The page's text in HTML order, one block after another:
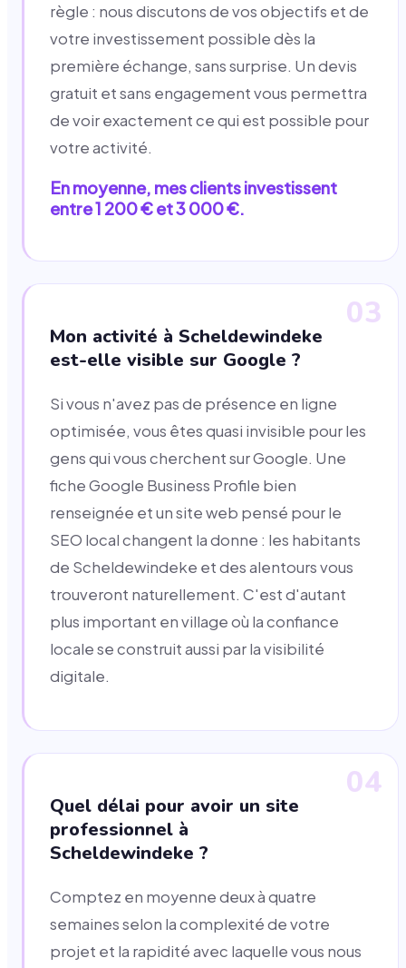
règle : nous discutons de vos objectifs et de
votre investissement possible dès la
première échange, sans surprise. Un devis
gratuit et sans engagement vous permettra
de voir exactement ce qui est possible pour
votre activité.
En moyenne, mes clients investissent
entre 1 200 € et 3 000 €.
03
Mon activité à Scheldewindeke
est-elle visible sur Google ?
Si vous n'avez pas de présence en ligne
optimisée, vous êtes quasi invisible pour les
gens qui vous cherchent sur Google. Une
fiche Google Business Profile bien
renseignée et un site web pensé pour le
SEO local changent la donne : les habitants
de Scheldewindeke et des alentours vous
trouveront naturellement. C'est d'autant
plus important en village où la confiance
locale se construit aussi par la visibilité
digitale.
04
Quel délai pour avoir un site
professionnel à
Scheldewindeke ?
Comptez en moyenne deux à quatre
semaines selon la complexité de votre
projet et la rapidité avec laquelle vous nous